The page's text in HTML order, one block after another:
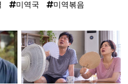
미역국
미역볶음